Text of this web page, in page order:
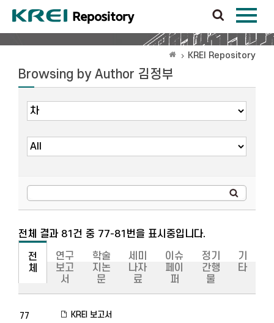
KREI Repository
Browsing by Author 김정부
전체 결과 81건 중 77-81번을 표시중입니다.
전
체
연구
보고
서
학술
지논
문
세미
나자
료
이슈
페이
퍼
정기
간행
물
기
타
77 KREI 보고서